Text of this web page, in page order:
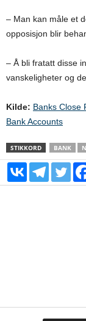
– Man kan måle et
opposisjon blir
– Å bli fratatt disse
vanskeligheter og
Kilde: Banks Close
Bank Accounts
STIKKORD BANK